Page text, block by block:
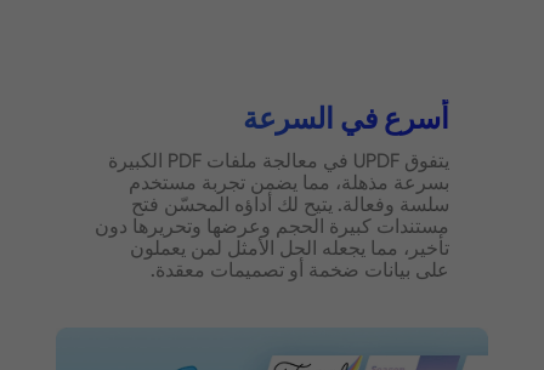
أسرع في السرعة
يتفوق UPDF في معالجة ملفات PDF الكبيرة
بسرعة مذهلة، مما يضمن تجربة مستخدم
سلسة وفعالة. يتيح لك أداؤه المحسّن فتح
مستندات كبيرة الحجم وعرضها وتحريرها دون
تأخير، مما يجعله الحل الأمثل لمن يعملون
على بيانات ضخمة أو تصميمات معقدة.